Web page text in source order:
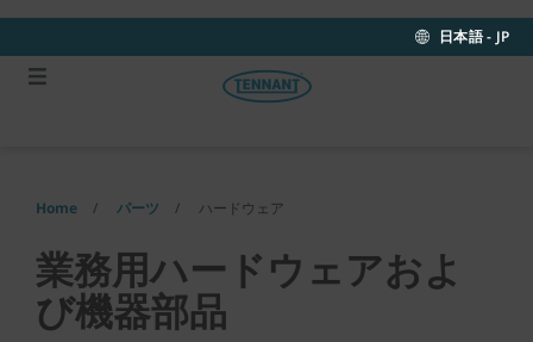
content
navigation
menu
日本語 - JP
Home パーツ ハードウェア
業務用ハードウェアおよ
び機器部品